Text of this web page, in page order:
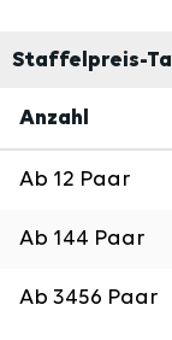
Staffelpreis-
Anzahl
Ab 12 Paar
Ab 144 Paar
Ab 3456 Paar